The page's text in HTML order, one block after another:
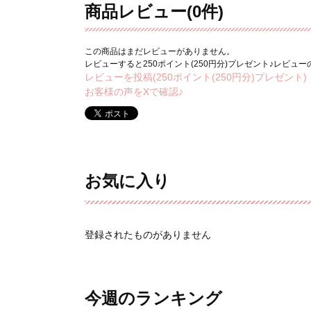
商品レビュー(0件)
この商品はまだレビューがありません。
レビューすると250ポイント(250円分)プレゼント♪レビュー
レビューを投稿(250ポイント(250円分)プレゼント)
お客様の声をXで確認♪
お気に入り
登録されたものがありません
今週のランキング